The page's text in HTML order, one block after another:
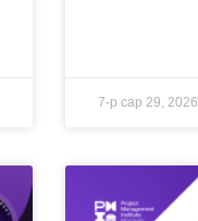
7-р сар 29, 2026